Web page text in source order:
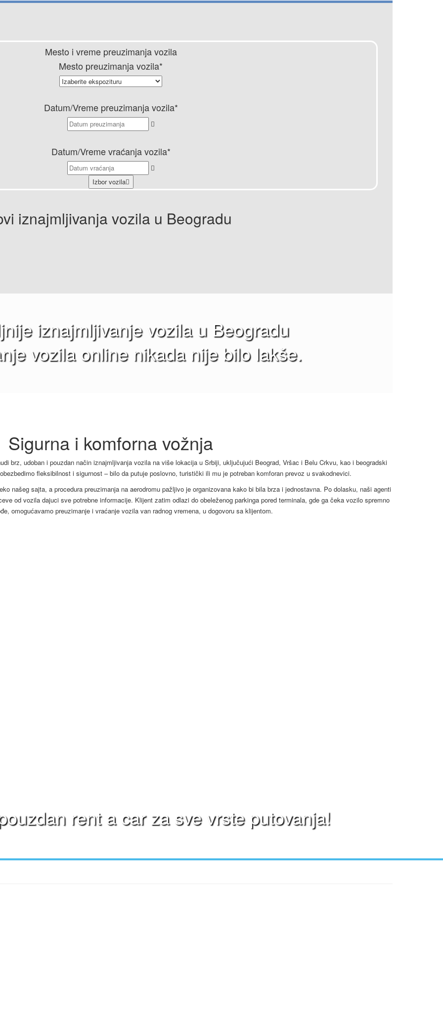
Mesto i vreme preuzimanja vozila
Mesto preuzimanja vozila*
Datum/Vreme preuzimanja vozila*
Datum/Vreme vraćanja vozila*
Izbor vozila
iznajmljivanja vozila u Beogradu
iznajmljivanje vozila u Beogradu
vozila online nikada nije bilo lakše.
Sigurna i komforna vožnja
brz, udoban i pouzdan način iznajmljivanja vozila na više lokacija u Srbiji, uključujući Beograd, Vršac i Belu Crkvu, kao i beogradski
fleksibilnost i sigurnost – bilo da putuje poslovno, turistički ili mu je potreban komforan prevoz u svakodnevici.
našeg sajta, a procedura preuzimanja na aerodromu pažljivo je organizovana kako bi bila brza i jednostavna. Po dolasku, naši agenti
od vozila dajuci sve potrebne informacije. Klijent zatim odlazi do obeleženog parkinga pored terminala, gde ga čeka vozilo spremno
omogućavamo preuzimanje i vraćanje vozila van radnog vremena, u dogovoru sa klijentom.
rent a car za sve vrste putovanja!